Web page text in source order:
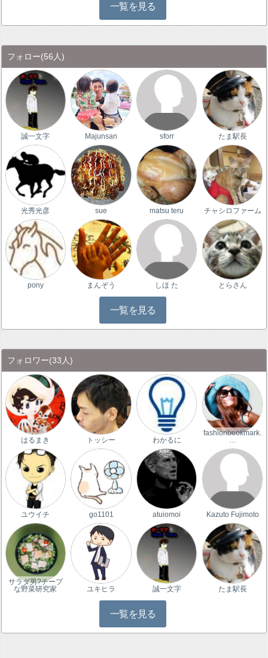
一覧を見る
フォロー(56人)
誠一文字 Majunsan sforr たま駅長
光秀光彦 sue matsu teru チャシロファーム
pony まんぞう しほ た とらさん
一覧を見る
フォロワー(33人)
はるまき トッシー わかるに
fashionbookmark.
ユウイチ go1101 atuiomoi Kazuto Fujimoto
サラダ男?チープ
な野菜研究家
ユキヒラ 誠一文字 たま駅長
一覧を見る